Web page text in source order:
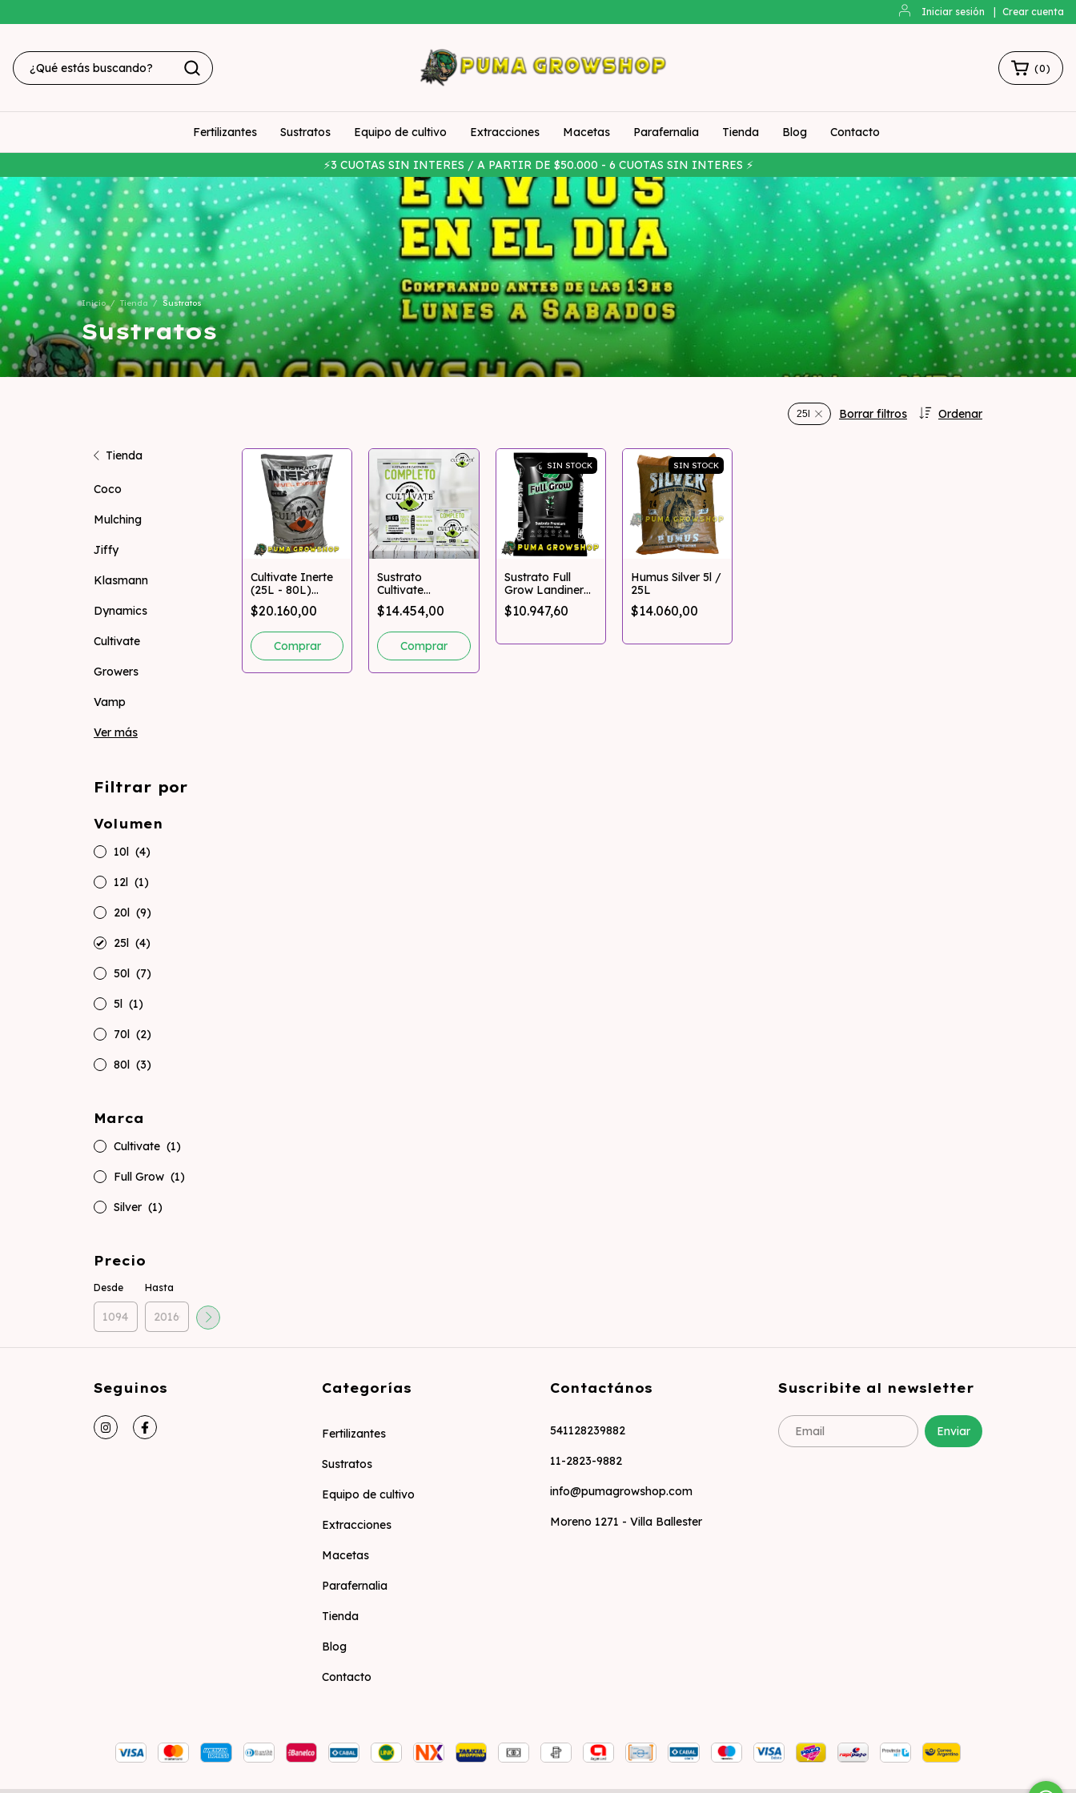
Iniciar sesión Crear cuenta
⚡3 CUOTAS SIN INTERES / A PARTIR DE $50.000 - 6 CUOTAS SIN INTERES ⚡
(0)
Fertilizantes Sustratos Equipo de cultivo Extracciones Macetas Parafernalia Tienda Blog Contacto
Inicio / Tienda / Sustratos
Sustratos
25l Borrar filtros Ordenar
Tienda
Coco
Mulching
Jiffy
Klasmann
Dynamics
Cultivate
Growers
Vamp
Ver más
Filtrar por
Volumen
10l (4)
12l (1)
20l (9)
25l (4)
50l (7)
5l (1)
70l (2)
80l (3)
Marca
Cultivate (1)
Full Grow (1)
Silver (1)
Precio
Desde Hasta
Cultivate Inerte
(25L - 80L)
COCOMIX
$20.160,00
Comprar
Sustrato
Cultivate
Completo 12L /
25L / 80L
$14.454,00
Comprar
SIN STOCK
Sustrato Full
Grow Landiner
25L / 50L
$10.947,60
SIN STOCK
Humus Silver 5l /
25L
$14.060,00
Seguinos Categorías
Fertilizantes
Sustratos
Equipo de cultivo
Extracciones
Macetas
Parafernalia
Tienda
Blog
Contacto
Contactános
541128239882
11-2823-9882
info@pumagrowshop.com
Moreno 1271 - Villa Ballester
Suscribite al newsletter